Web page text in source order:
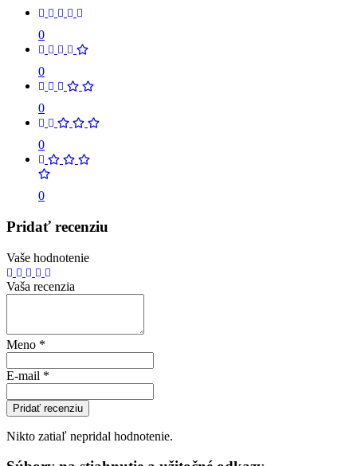
0
0
0
0
0
Pridať recenziu
Vaše hodnotenie
Vaša recenzia
Meno *
E-mail *
Pridať recenziu
Nikto zatiaľ nepridal hodnotenie.